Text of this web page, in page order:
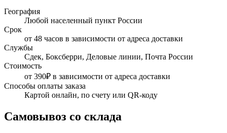
География
Любой населенный пункт России
Срок
от 48 часов в зависимости от адреса доставки
Службы
Сдек, Боксберри, Деловые линии, Почта России
Стоимость
от 390₽ в зависимости от адреса доставки
Способы оплаты заказа
Картой онлайн, по счету или QR-коду
Самовывоз со склада